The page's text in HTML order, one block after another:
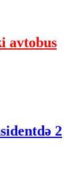
avtobus
2